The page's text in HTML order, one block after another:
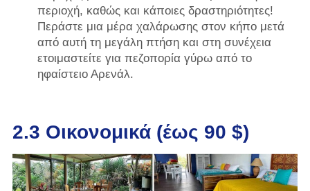
περιοχή, καθώς και κάποιες δραστηριότητες!
Περάστε μια μέρα χαλάρωσης στον κήπο μετά
από αυτή τη μεγάλη πτήση και στη συνέχεια
ετοιμαστείτε για πεζοπορία γύρω από το
ηφαίστειο Αρενάλ.
2.3 Οικονομικά (έως 90 $)